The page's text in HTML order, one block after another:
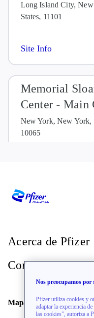
Long Island City,
States, 11101
Site Info
Memorial
Center - Main
New York, New York,
10065
Memorial
10022
Site Info
START
Acerca de Pfizer
Contacto
Mapa del sitio
Nos preocupamos por
Pfizer utiliza cookies y
adaptar la experiencia
las cookies", autoriza a